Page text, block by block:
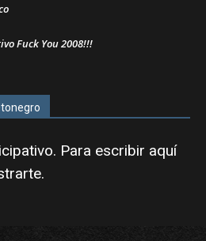
Fuck You 2008!!!
Para escribir aquí
.